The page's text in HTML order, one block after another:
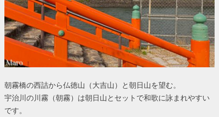
朝霧橋の西詰から仏徳山（大吉山）と朝日山を望む。
宇治川の川霧（朝霧）は朝日山とセットで和歌に詠まれやすい
です。